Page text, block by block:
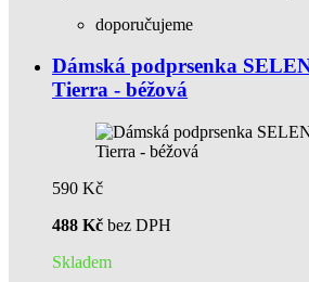
doporučujeme
Dámská podprsenka
Tierra - béžová
590 Kč
488 Kč bez DPH
Skladem